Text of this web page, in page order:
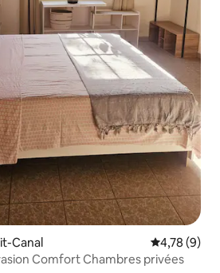
Canal Évaluation
4,78 (9)
Comfort Chambres privées